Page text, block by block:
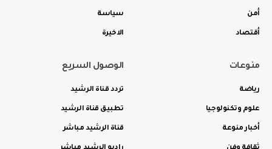
أمن
أقتصاد
سياسة
الاخيرة
منوعات
رياضة
علوم وتكنولوجيا
أخبار منوعة
الوصول السريع
تردد قناة الرشيد
تطبيق قناة الرشيد
قناة الرشيد مباشر